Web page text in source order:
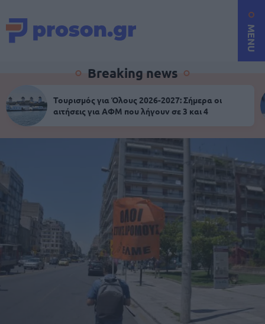
MENU
Breaking news
Τουρισμός για Όλους 2026-2027: Σήμερα οι
αιτήσεις για ΑΦΜ που λήγουν σε 3 και 4